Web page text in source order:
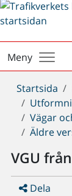
Meny
Du
är
här:
Startsida
Vägar
Äldre
VGU
Dela